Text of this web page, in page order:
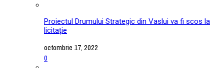
Proiectul Drumului Strategic din Vaslui va fi scos la
licitație
octombrie 17, 2022
0